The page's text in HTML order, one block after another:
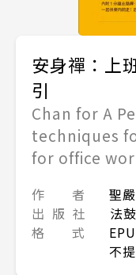
安身禪：上
引
Chan for A
techniques
for office
作 者
聖
出 版 社
法
格 式
不